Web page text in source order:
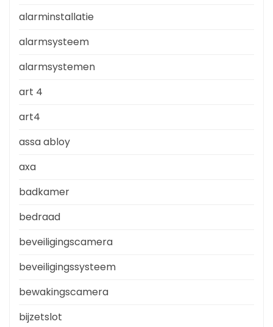
alarminstallatie
alarmsysteem
alarmsystemen
art 4
art4
assa abloy
axa
badkamer
bedraad
beveiligingscamera
beveiligingssysteem
bewakingscamera
bijzetslot